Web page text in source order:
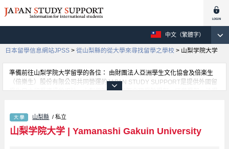
中文（繁體字）
日本留學信息網站JPSS > 從山梨縣的從大學來尋找留學之學校 > 山梨学院大学
準備前往山梨学院大学留學的各位： 由財團法人亞洲學生文化協會及倍楽生
（倍樂生）股份有限公司共同營運的JAPAN STUDY SUPPORT是提供外國留
學生日本留學資訊的網站。山梨学院大学國際文理學院學部、経営學部、法學
生的1300所大學、大學院、短大、專門學校等資訊。
山梨縣 / 私立
山梨学院大学| Yamanashi Gakuin University